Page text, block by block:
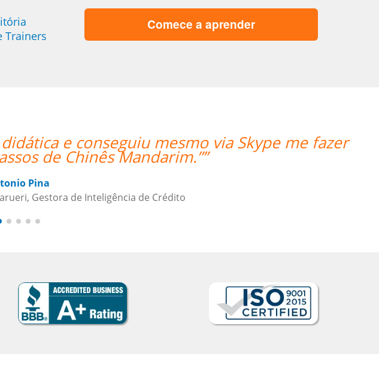
Trainers
Comece a aprender
"The classes are exceeding my
of useful teaching